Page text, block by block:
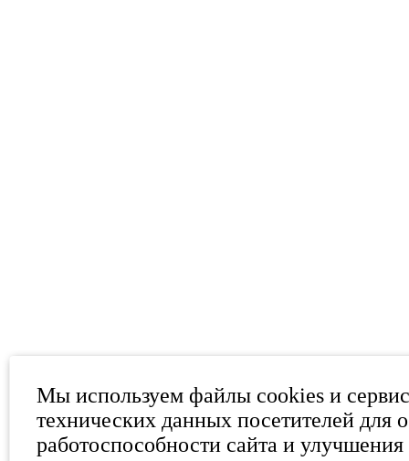
Мы используем файлы cookies и
технических данных посетителей для
работоспособности сайта и улучшения